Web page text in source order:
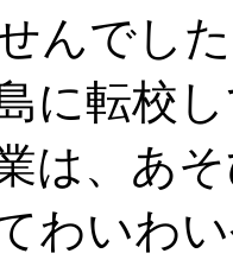
んでし
に転校
は、あ
わいわ